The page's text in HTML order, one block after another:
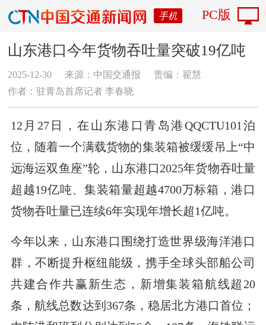
手机 PC版
山东港口今年货物吞吐量突破19亿吨
2025-12-30 来源：中国交通报
责编：翟慧
作者：驻青岛首席记者 李春晓
12月27日，在山东港口青岛港QQCTU101泊
位，随着一个满载货物的集装箱被缓缓吊上“中
远海运双鱼座”轮，山东港口2025年货物吞吐量
超越19亿吨、集装箱量超越4700万标箱，港口
货物吞吐量已连续6年实现年增长超1亿吨。
今年以来，山东港口围绕打造世界级海洋港口
群，不断提升枢纽能级，携手全球头部船公司
共建合作共赢新生态，新增集装箱航线超20
条，航线总数达到367条，稳居北方港口首位；